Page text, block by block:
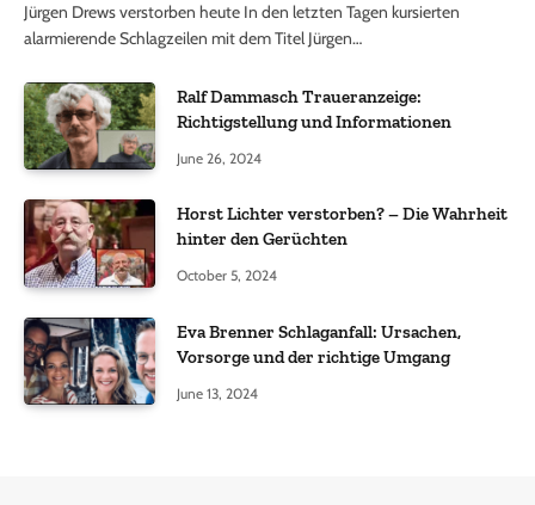
Jürgen Drews verstorben heute In den letzten Tagen kursierten
alarmierende Schlagzeilen mit dem Titel Jürgen…
Ralf Dammasch Traueranzeige:
Richtigstellung und Informationen
June 26, 2024
Horst Lichter verstorben? – Die Wahrheit
hinter den Gerüchten
October 5, 2024
Eva Brenner Schlaganfall: Ursachen,
Vorsorge und der richtige Umgang
June 13, 2024